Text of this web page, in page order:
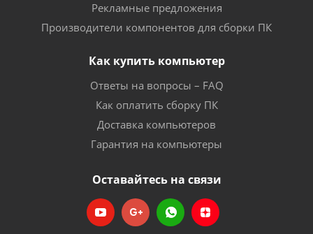
Рекламные предложения
Производители компонентов для сборки ПК
Как купить компьютер
Ответы на вопросы – FAQ
Как оплатить сборку ПК
Доставка компьютеров
Гарантия на компьютеры
Оставайтесь на связи